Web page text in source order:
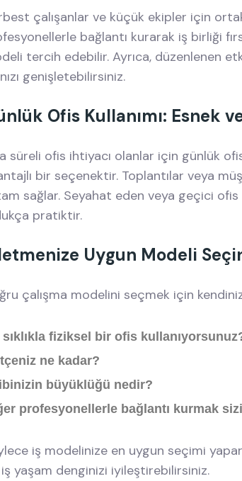
çalışanlar ve küçük ekipler için
bağlantı kurarak iş birliği
tercih edebilir. Ayrıca, düzenlenen
genişletebilirsiniz.
Ofis Kullanımı: Esnek
süreli ofis ihtiyacı olanlar için günlük
bir seçenektir. Toplantılar veya
sağlar. Seyahat eden veya geçici
pratiktir.
Uygun Modeli
çalışma modelini seçmek için
sıklıkla fiziksel bir ofis
ne kadar?
büyüklüğü nedir?
profesyonellerle bağlantı kurmak
iş modelinize en uygun seçimi
yaşam denginizi iyileştirebilirsiniz.